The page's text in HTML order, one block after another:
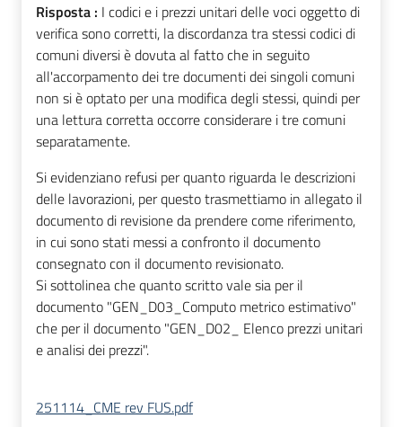
Risposta : I codici e i prezzi unitari delle voci oggetto di
verifica sono corretti, la discordanza tra stessi codici di
comuni diversi è dovuta al fatto che in seguito
all'accorpamento dei tre documenti dei singoli comuni
non si è optato per una modifica degli stessi, quindi per
una lettura corretta occorre considerare i tre comuni
separatamente.
Si evidenziano refusi per quanto riguarda le descrizioni
delle lavorazioni, per questo trasmettiamo in allegato il
documento di revisione da prendere come riferimento,
in cui sono stati messi a confronto il documento
consegnato con il documento revisionato.
Si sottolinea che quanto scritto vale sia per il
documento "GEN_D03_Computo metrico estimativo"
che per il documento "GEN_D02_ Elenco prezzi unitari
e analisi dei prezzi".
251114_CME rev FUS.pdf